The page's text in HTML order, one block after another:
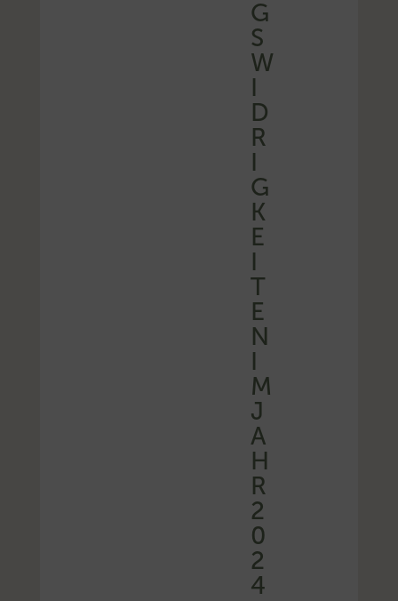
G
S
W
I
D
R
I
G
K
E
I
T
E
N
I
M
J
A
H
R
2
0
2
4